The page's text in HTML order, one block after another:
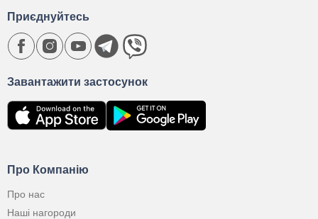
Про Компанію
Про нас
Наші нагороди
Завантажити застосунок
Приєднуйтесь